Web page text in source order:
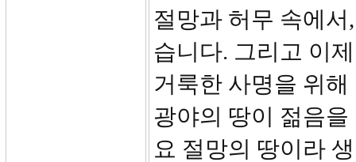
절망과 허무 속에
습니다. 그리고 이
거룩한 사명을 위
광야의 땅이 젊음
요 절망의 땅이라